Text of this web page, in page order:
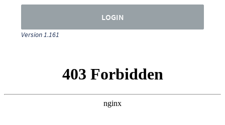
LOGIN
Version 1.161